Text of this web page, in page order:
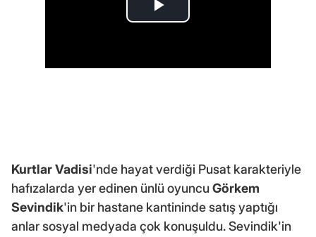
Kurtlar Vadisi'nde hayat verdiği Pusat karakteriyle
hafızalarda yer edinen ünlü oyuncuGörkem
Sevindik'in bir hastane kantininde satış yaptığı
anlar sosyal medyada çok konuşuldu. Sevindik'in